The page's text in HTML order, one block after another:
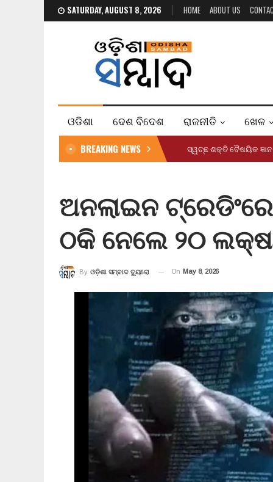
SATURDAY, AUGUST 8, 2026 HOME ABOUT US
ଓଡିଶା ଦେଶ ବିଦେଶ ରାଜନୀତି ଖେଳ
BREAKING NEWS ସ୍ୱଚ୍ଛ ଶକ୍ତି ବୈଷୟିକ
ଅନଲାଇନ
ଠକି ନେଲେ ୨୦
By ଓଡ଼ିଶା ସମ୍ବାଦ ବ୍ୟୁରୋ On May 8, 2026